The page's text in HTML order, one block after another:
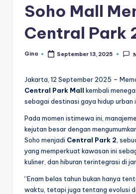
Soho Mall
Central Park
Posted
Gina September 13, 2025
Jakarta, 12 September 2025 –
Central Park Mall kembali
sebagai destinasi gaya hidup urban
Pada momen istimewa ini,
kejutan besar dengan
Soho menjadi Central Park 2 ,
yang memperkuat kawasan ini
kuliner, dan hiburan terintegrasi di
“Enam belas tahun bukan hanya
waktu, tetapi juga tentang evolusi